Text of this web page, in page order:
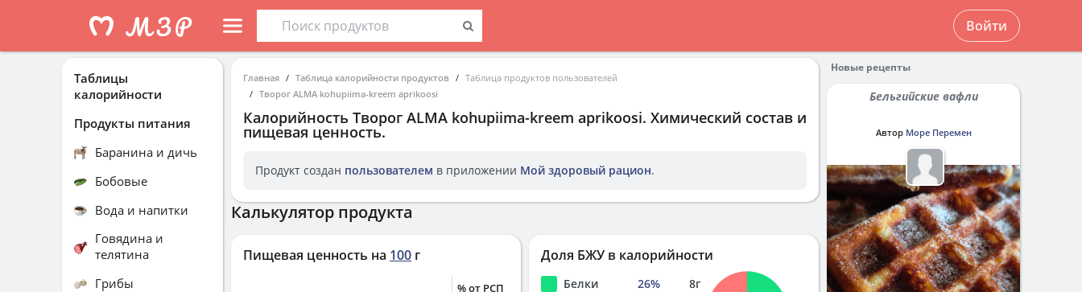
Войти
Главная Таблица калорийности продуктов
Таблица продуктов пользователей
Творог ALMA kohupiima-kreem aprikoosi
Калорийность Творог ALMA kohupiima-kreem aprikoosi. Химический состав и
пищевая ценность.
Продукт создан пользователем в приложении Мой здоровый рацион.
Калькулятор продукта
Пищевая ценность на 100 г
% от РСП
Доля БЖУ в калорийности
Белки 26% 8г
Таблицы
калорийности
Продукты питания
Баранина и дичь
Бобовые
Вода и напитки
Говядина и
телятина
Грибы
Новые рецепты
Бельгийские вафли
Автор Море Перемен